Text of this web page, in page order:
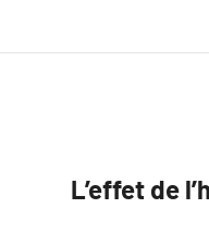
L’effet de